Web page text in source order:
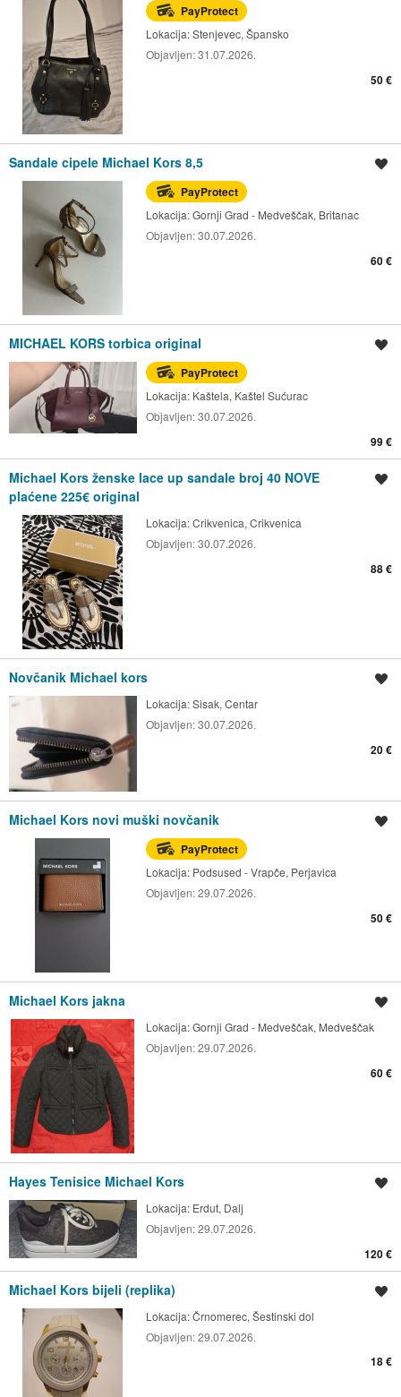
PayProtect
Lokacija:Stenjevec, Špansko
Objavljen:31.07.2026.
50 €
Sandale cipele Michael Kors 8,5
PayProtect
Lokacija:Gornji Grad - Medveščak, Britanac
Objavljen:30.07.2026.
60 €
MICHAEL KORS torbica original
PayProtect
Lokacija: Kaštela, Kaštel Sućurac
Objavljen:30.07.2026.
99 €
Michael Kors ženske lace up sandale broj 40 NOVE
plaćene 225€ original
Lokacija:Crikvenica, Crikvenica
Objavljen:30.07.2026.
88 €
Novčanik Michael kors
Lokacija:Sisak, Centar
Objavljen:30.07.2026.
20 €
Michael Kors novi muški novčanik
PayProtect
Lokacija: Podsused - Vrapče, Perjavica
Objavljen:29.07.2026.
50 €
Michael Kors jakna
Lokacija:Gornji Grad - Medveščak, Medveščak
Objavljen:29.07.2026.
60 €
Hayes Tenisice Michael Kors
Lokacija: Erdut, Dalj
Objavljen:29.07.2026.
120 €
Michael Kors bijeli (replika)
Lokacija:Črnomerec, Šestinski dol
Objavljen:29.07.2026.
18 €